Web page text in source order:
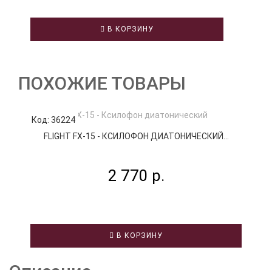
В КОРЗИНУ
ПОХОЖИЕ ТОВАРЫ
Код: 36224
FLIGHT FX-15 - КСИЛОФОН ДИАТОНИЧЕСКИЙ...
2 770 р.
В КОРЗИНУ